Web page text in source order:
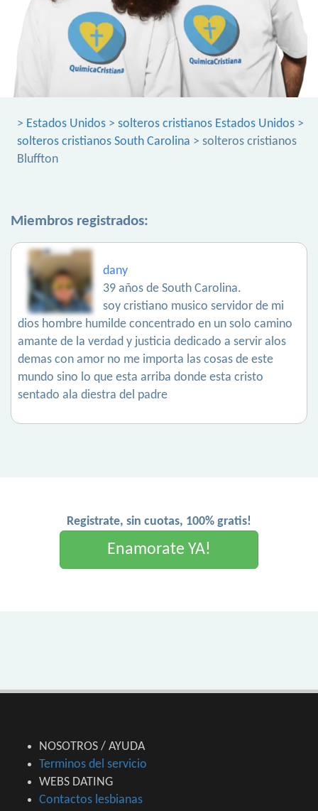
> Estados Unidos > solteros cristianos Estados Unidos >
solteros cristianos South Carolina > solteros cristianos
Bluffton
Miembros registrados:
dany
39 años de South Carolina.
soy cristiano musico servidor de mi
dios hombre humilde concentrado en un solo camino
amante de la verdad y justicia dedicado a servir alos
demas con amor no me importa las cosas de este
mundo sino lo que esta arriba donde esta cristo
sentado ala diestra del padre
Registrate, sin cuotas, 100% gratis!
Enamorate YA!
NOSOTROS / AYUDA
Terminos del servicio
WEBS DATING
Contactos lesbianas